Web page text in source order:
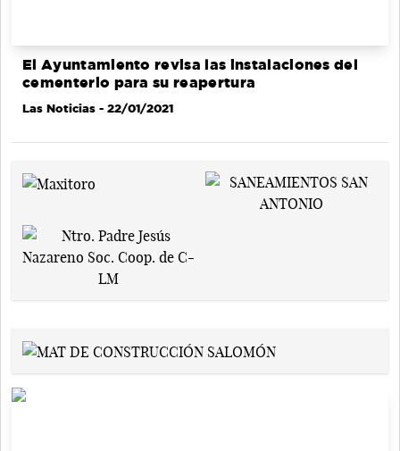
El Ayuntamiento revisa las instalaciones del
cementerio para su reapertura
Las Noticias - 22/01/2021